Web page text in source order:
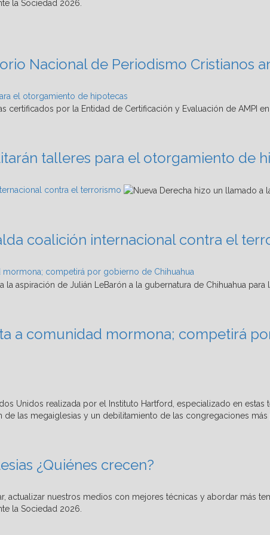
Nacional de Periodismo Cristianos
el otorgamiento de hipotecas
talleres para el otorgamiento de
contra el terrorismo
coalición internacional contra el
competirá por gobierno de Chihuahua
a comunidad mormona; competirá
¿Quiénes crecen?